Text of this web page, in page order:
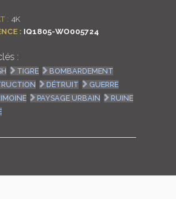
: 4K
: IQ1805-WO005724
:
TIGRE
BOMBARDEMENT
DÉTRUIT
GUERRE
PAYSAGE URBAIN
RUINE